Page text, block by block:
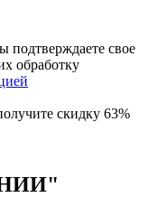
подтверждаете свое
обработку
скидку 63%